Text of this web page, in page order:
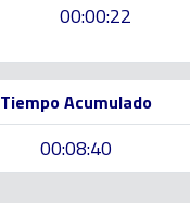
00:00:22
Tiempo Acumulado
00:08:40